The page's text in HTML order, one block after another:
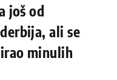
još od
ali se
minulih